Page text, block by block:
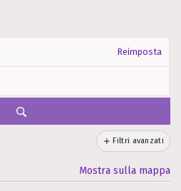
Reimposta
Filtri avanzati
Mostra sulla mappa